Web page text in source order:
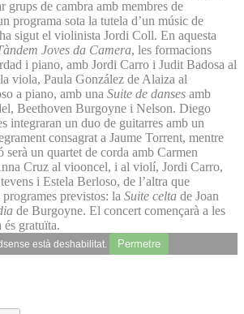
grups de cambra amb membres de
programa sota la tutela d’un músic de
sigut el violinista Jordi Coll. En aquesta
Joves da Camera, les formacions
i piano, amb Jordi Carro i Judit Badosa al
viola, Paula González de Alaiza al
a piano, amb una Suite de danses amb
Beethoven Burgoyne i Nelson. Diego
integraran un duo de guitarres amb un
consagrat a Jaume Torrent, mentre
serà un quartet de corda amb Carmen
Cruz al viooncel, i al violí, Jordi Carro,
i Estela Berloso, de l’altra que
programes previstos: la Suite celta de Joan
de Burgoyne. El concert començarà a les
és gratuïta.
està deshabilitat. Permetre